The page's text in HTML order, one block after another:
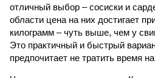
отличный выбор – сосиски и
области цена на них достигает
килограмм – чуть выше, чем у
Это практичный и быстрый
предпочитает не тратить время на